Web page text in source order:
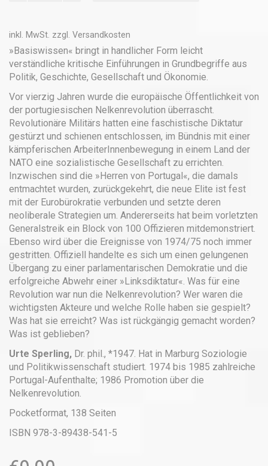
Menge
inkl. MwSt. zzgl. Versandkosten
»Basiswissen« bringt in handlicher Form leicht
verständliche kritische Einführungen in Grundbegriffe aus
Politik, Geschichte, Gesellschaft und Ökonomie.
Vor vierzig Jahren wurde die europäische Öffentlichkeit von
der portugiesischen Nelkenrevolution überrascht.
Revolutionäre Militärs hatten eine faschistische Diktatur
gestürzt und schienen entschlossen, im Bündnis mit einer
kämpferischen ArbeiterInnenbewegung in einem Land der
NATO eine sozialistische Gesellschaft zu errichten.
Inzwischen sind die »Herren von Portugal«, die damals
entmachtet wurden, zurückgekehrt, die neue Elite ist fest
mit der Eurobürokratie verbunden und setzte deren
neoliberale Strategien um. Andererseits hat beim vorletzten
Generalstreik ein Block von 100 Offizieren mitdemonstriert.
Ebenso wird über die Ereignisse von 1974/75 noch immer
gestritten. Offiziell handelte es sich um einen gelungenen
Übergang zu einer parlamentarischen Demokratie und die
erfolgreiche Abwehr einer »Linksdiktatur«. Was für eine
Revolution war nun die Nelkenrevolution? Wer waren die
wichtigsten Akteure und welche Rolle haben sie gespielt?
Was hat sie erreicht? Was ist rückgängig gemacht worden?
Was ist geblieben?
Urte Sperling, Dr. phil., *1947. Hat in Marburg Soziologie
und Politikwissenschaft studiert. 1974 bis 1985 zahlreiche
Portugal-Aufenthalte; 1986 Promotion über die
Nelkenrevolution.
Pocketformat, 138 Seiten
ISBN 978-3-89438-541-5